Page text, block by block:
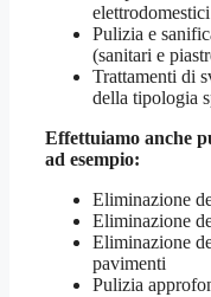
elettrodomestici
Pulizia e
(sanitari e
Trattamenti di
della tipologia
Effettuiamo anche
ad esempio:
Eliminazione
Eliminazione
Eliminazione
pavimenti
Pulizia